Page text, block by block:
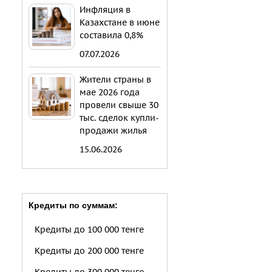
Инфляция в
Казахстане в июне
составила 0,8%
07.07.2026
Жители страны в
мае 2026 года
провели свыше 30
тыс. сделок купли-
продажи жилья
15.06.2026
Кредиты по суммам:
Кредиты до 100 000 тенге
Кредиты до 200 000 тенге